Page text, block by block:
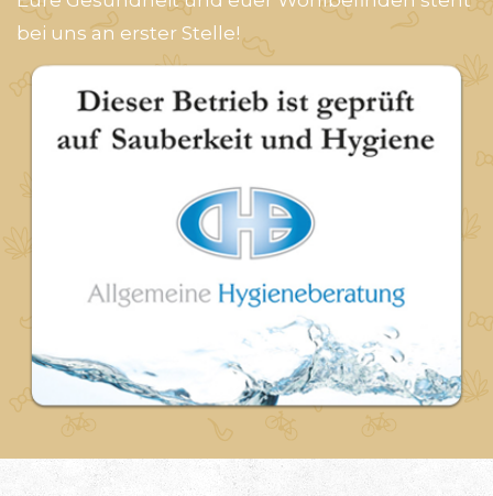
bei uns an erster Stelle!